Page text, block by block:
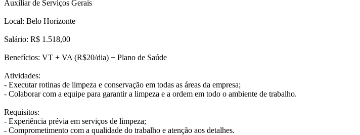
Auxiliar de Serviços Gerais
Local: Belo Horizonte
Salário: R$ 1.518,00
Benefícios: VT + VA (R$20/dia) + Plano de Saúde
Atividades:
- Executar rotinas de limpeza e conservação em todas as áreas da empresa;
- Colaborar com a equipe para garantir a limpeza e a ordem em todo o ambiente de trabalho.
Requisitos:
- Experiência prévia em serviços de limpeza;
- Comprometimento com a qualidade do trabalho e atenção aos detalhes.